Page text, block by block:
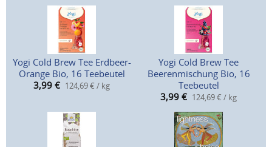
Yogi Cold Brew Tee Erdbeer-
Orange Bio, 16 Teebeutel
3,99 € 124,69 € / kg
Yogi Cold Brew Tee
Beerenmischung Bio, 16
Teebeutel
3,99 € 124,69 € / kg